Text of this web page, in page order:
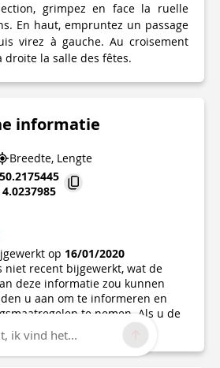
grimpez en face la ruelle
En haut, empruntez un passage
virez à gauche. Au croisement
droite la salle des fêtes.
informatie
Breedte, Lengte
50.2175445
4.0237985
op 16/01/2020
niet recent bijgewerkt, wat de
deze informatie zou kunnen
u aan om te informeren en
te nemen. Als u de
dan uw informatie.
ik vind het...